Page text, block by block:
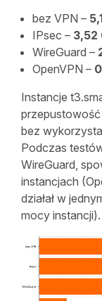
bez VPN –
IPsec – 3,52
WireGuard –
OpenVPN –
Instancje
bez
Podczas
WireGuard,
instancjach
działał w
mocy instancji).